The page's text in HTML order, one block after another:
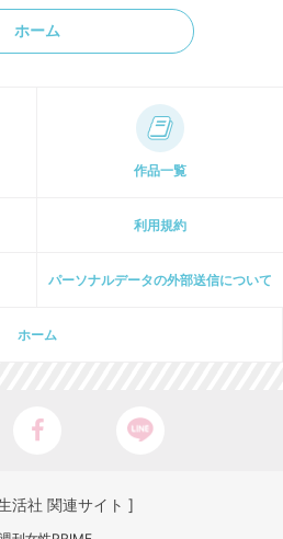
ホーム
作品一覧
利用規約
パーソナルデータの外部送信について
ホーム
活社 関連サイト ]